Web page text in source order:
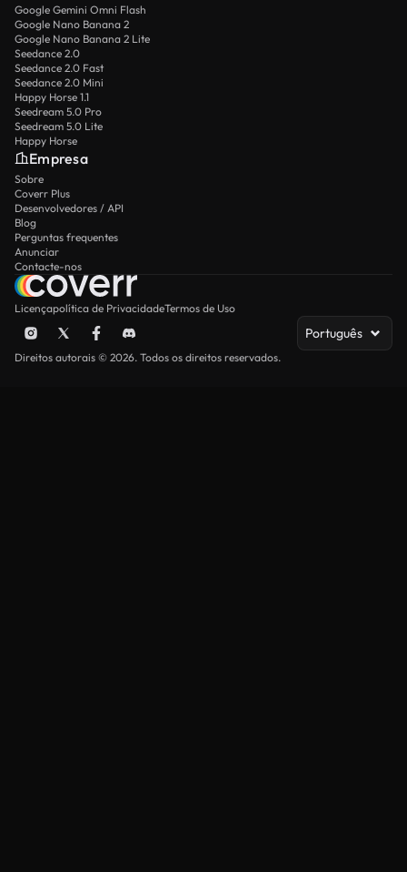
Google Gemini Omni Flash
Google Nano Banana 2
Google Nano Banana 2 Lite
Seedance 2.0
Seedance 2.0 Fast
Seedance 2.0 Mini
Happy Horse 1.1
Seedream 5.0 Pro
Seedream 5.0 Lite
Happy Horse
Empresa
Sobre
Coverr Plus
Desenvolvedores / API
Blog
Perguntas frequentes
Anunciar
Contacte-nos
Licençapolítica de PrivacidadeTermos de Uso
Português
Direitos autorais © 2026. Todos os direitos reservados.